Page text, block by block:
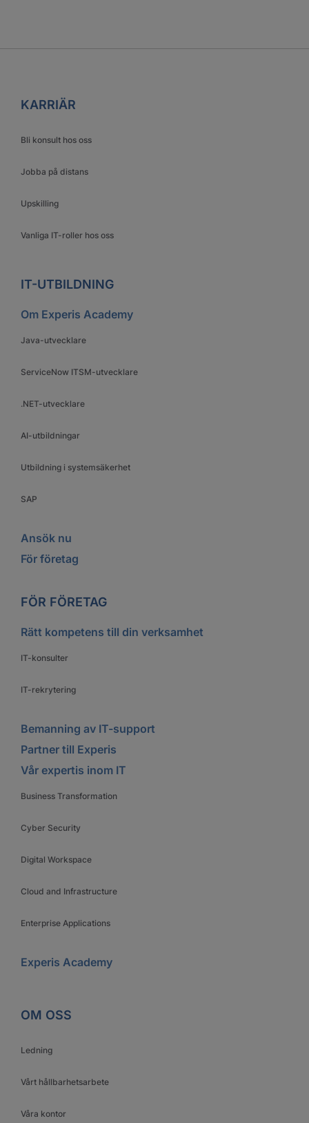
KARRIÄR
Bli konsult hos oss
Jobba på distans
Upskilling
Vanliga IT-roller hos oss
IT-UTBILDNING
Om Experis Academy
Java-utvecklare
ServiceNow ITSM-utvecklare
.NET-utvecklare
AI-utbildningar
Utbildning i systemsäkerhet
SAP
Ansök nu
För företag
FÖR FÖRETAG
Rätt kompetens till din verksamhet
IT-konsulter
IT-rekrytering
Bemanning av IT-support
Partner till Experis
Vår expertis inom IT
Business Transformation
Cyber Security
Digital Workspace
Cloud and Infrastructure
Enterprise Applications
Experis Academy
OM OSS
Ledning
Vårt hållbarhetsarbete
Våra kontor